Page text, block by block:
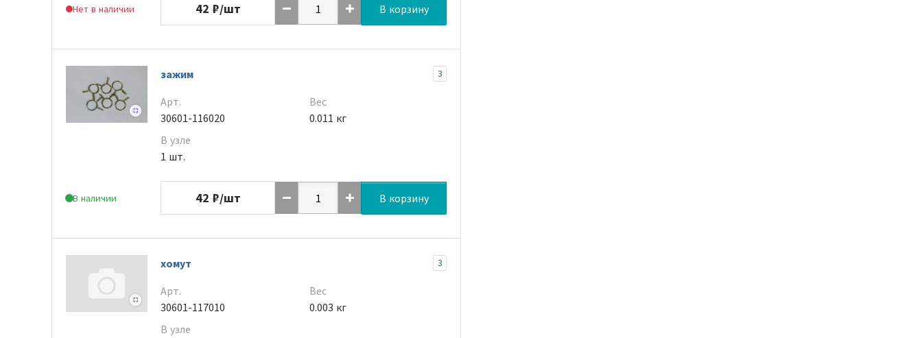
Нет в наличии 42 ₽/шт В корзину
В наличии
зажим 3
Арт.
30601-116020
В узле
1 шт.
Вес
0.011 кг
42 ₽/шт В корзину
хомут 3
Арт.
30601-117010
В узле
Вес
0.003 кг